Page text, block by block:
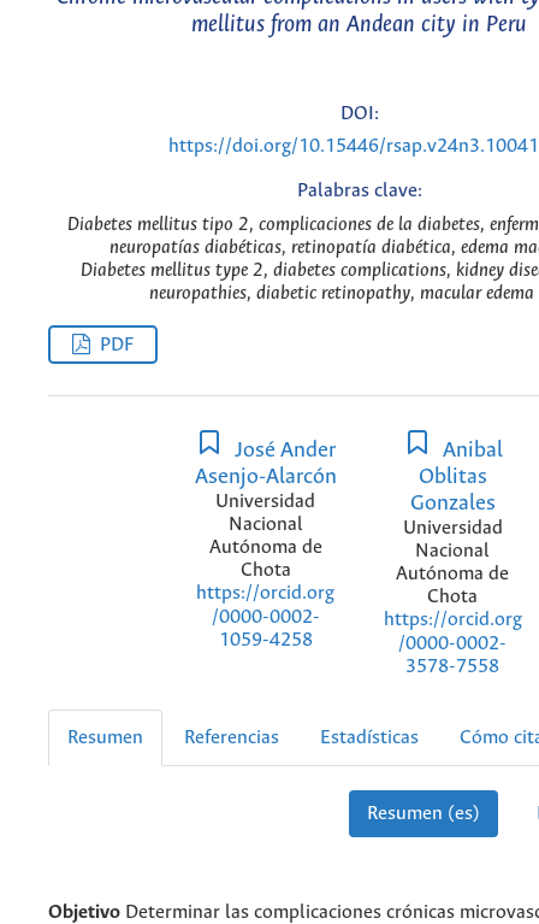
mellitus from an Andean city in Peru
DOI:
https://doi.org/10.15446/
Palabras clave:
Diabetes mellitus tipo 2, complicaciones de la diabetes,
neuropatías diabéticas, retinopatía diabética, edema
Diabetes mellitus type 2, diabetes complications, kidney
neuropathies, diabetic retinopathy, macular edema
PDF
José Ander
Asenjo-Alarcón
Universidad
Nacional
Autónoma de
Chota
https://orcid.org
/0000-0002-
1059-4258
Anibal
Oblitas
Gonzales
Universidad
Nacional
Autónoma de
Chota
https://orcid.org
/0000-0002-
3578-7558
Resumen Referencias Estadísticas Cómo
Resumen (es)
Objetivo Determinar las complicaciones crónicas